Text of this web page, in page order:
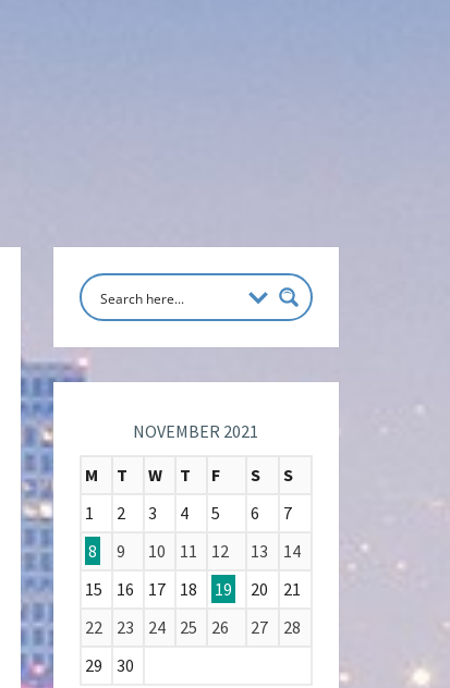
NOVEMBER 2021
M
T W T F S
S
1
2 3 4 5 6
7
8
9 10 11 12 13
14
15
16 17 18 19 20
21
22
23 24 25 26 27
28
29
30